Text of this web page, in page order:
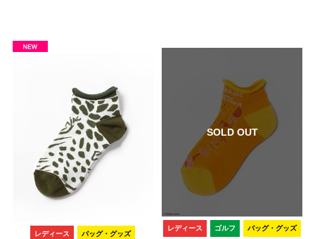
レディース バッグ・グッズ
SOLD OUT
レディース ゴルフ バッグ・グッズ